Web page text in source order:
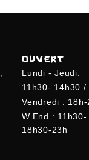
OUVERT
Lundi - Jeudi:
11h30- 14h30 /
Vendredi : 18h-
W.end :
18h30-23h